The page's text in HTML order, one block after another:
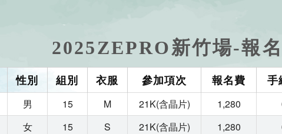
2025ZEPRO新竹場-報
性別 組別 衣服 參加項次 報名費 手
男 15 M 21K(含晶片) 1,280
女 15 S 21K(含晶片) 1,280